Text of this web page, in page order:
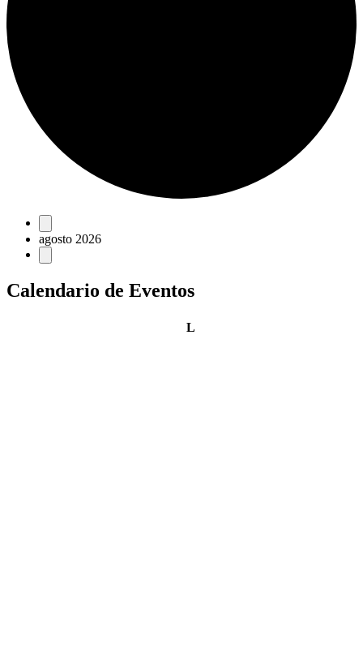
Eventos
agosto 2026
Calendario de Eventos
Llunes